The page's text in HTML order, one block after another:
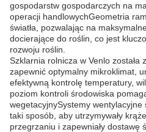
gospodarstw gospodarczych na
operacji handlowychGeometria
światła, pozwalając na
docierające do roślin, co jest
rozwoju roślin.
Szklarnia rolnicza w Venlo została
zapewnić optymalny mikroklimat,
efektywną kontrolę temperatury,
poziom kontroli środowiska
wegetacyjnySystemy
taki sposób, aby utrzymywały
przegrzaniu i zapewniały dostawę